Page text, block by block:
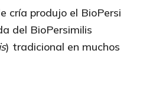
cría produjo el BioPersi
del BioPersimilis
) tradicional en muchos